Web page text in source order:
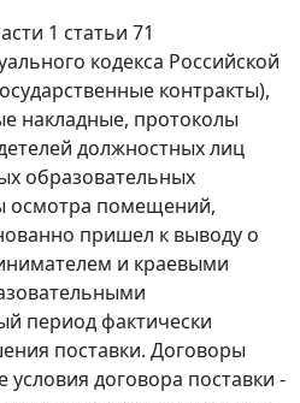
1 статьи 71
кодекса Российской
контракты),
накладные, протоколы
должностных лиц
образовательных
осмотра помещений,
пришел к выводу о
и краевыми
период фактически
поставки. Договоры
договора поставки -